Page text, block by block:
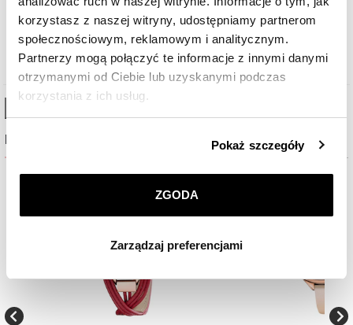
korzystasz z naszej witryny, udostępniamy partnerom
społecznościowym, reklamowym i analitycznym.
Partnerzy mogą połączyć te informacje z innymi danymi
otrzymanymi od Ciebie lub uzyskanymi podczas
korzystania z ich usług.
przez nas plików cookie znajdziesz wPolityce
prywatności.
korzystamy. Możesz również wybrać jaki rodzaj plików
Zarządzaj preferencjami
dokonać zmiany wybranych przez Ciebie plików cookie.
Pokaż szczegóły
ZGODA
Zarządzaj preferencjami
539 zł Cena regularna:770zł
(-30%)
Najniższa cena:770 zł (-30%)
Najczęściej wybierane